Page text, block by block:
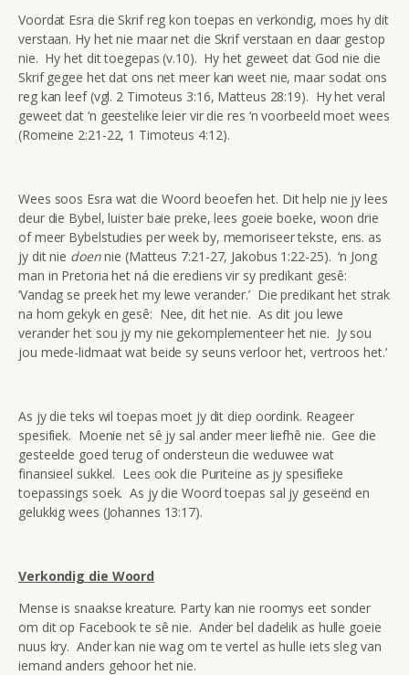
Voordat Esra die Skrif reg kon toepas en verkondig, moes hy dit
verstaan. Hy het nie maar net die Skrif verstaan en daar gestop
nie. Hy het dit toegepas (v.10). Hy het geweet dat God nie die
Skrif gegee het dat ons net meer kan weet nie, maar sodat ons
reg kan leef (vgl. 2 Timoteus 3:16, Matteus 28:19). Hy het veral
geweet dat ‘n geestelike leier vir die res ‘n voorbeeld moet wees
(Romeine 2:21-22, 1 Timoteus 4:12).
Wees soos Esra wat die Woord beoefen het. Dit help nie jy lees
deur die Bybel, luister baie preke, lees goeie boeke, woon drie
of meer Bybelstudies per week by, memoriseer tekste, ens. as
jy dit nie doennie (Matteus 7:21-27, Jakobus 1:22-25). ‘n Jong
man in Pretoria het ná die erediens vir sy predikant gesê:
‘Vandag se preek het my lewe verander.’ Die predikant het strak
na hom gekyk en gesê: Nee, dit het nie. As dit jou lewe
verander het sou jy my nie gekomplementeer het nie. Jy sou
jou mede-lidmaat wat beide sy seuns verloor het, vertroos het.’
As jy die teks wil toepas moet jy dit diep oordink. Reageer
spesifiek. Moenie net sê jy sal ander meer liefhê nie. Gee die
gesteelde goed terug of ondersteun die weduwee wat
finansieel sukkel. Lees ook die Puriteine as jy spesifieke
toepassings soek. As jy die Woord toepas sal jy geseënd en
gelukkig wees (Johannes 13:17).
Verkondig die Woord
Mense is snaakse kreature. Party kan nie roomys eet sonder
om dit op Facebook te sê nie. Ander bel dadelik as hulle goeie
nuus kry. Ander kan nie wag om te vertel as hulle iets sleg van
iemand anders gehoor het nie.